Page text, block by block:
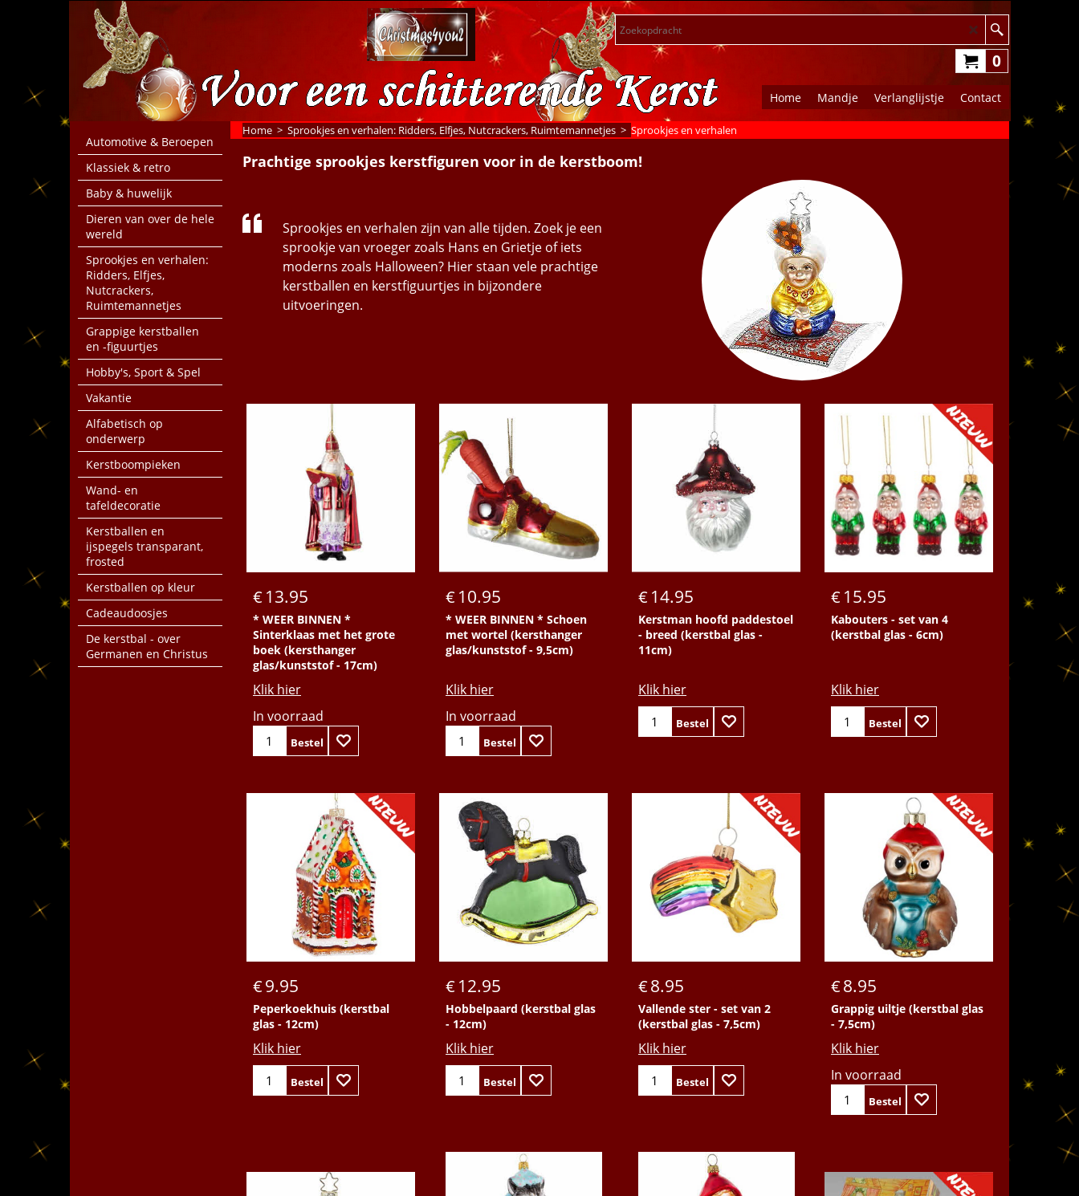
0
Home Mandje Verlanglijstje Contact
Automotive & Beroepen
Klassiek & retro
Baby & huwelijk
Dieren van over de hele
wereld
Sprookjes en verhalen:
Ridders, Elfjes,
Nutcrackers,
Ruimtemannetjes
Grappige kerstballen
en -figuurtjes
Hobby's, Sport & Spel
Vakantie
Alfabetisch op
onderwerp
Kerstboompieken
Wand- en
tafeldecoratie
Kerstballen en
ijspegels transparant,
frosted
Kerstballen op kleur
Cadeaudoosjes
De kerstbal - over
Germanen en Christus
Home > Sprookjes en verhalen: Ridders, Elfjes, Nutcrackers, Ruimtemannetjes > Sprookjes en verhalen
Prachtige sprookjes kerstfiguren voor in de kerstboom!
Sprookjes en verhalen zijn van alle tijden. Zoek je een
sprookje van vroeger zoals Hans en Grietje of iets
moderns zoals Halloween? Hier staan vele prachtige
kerstballen en kerstfiguurtjes in bijzondere
uitvoeringen.
€13.95
* WEER BINNEN *
Sinterklaas met het grote
boek (kersthanger
glas/kunststof - 17cm)
Klik hier
In voorraad
Bestel
€10.95
* WEER BINNEN * Schoen
met wortel (kersthanger
glas/kunststof - 9,5cm)
Klik hier
In voorraad
Bestel
€14.95
Kerstman hoofd paddestoel
- breed (kerstbal glas -
11cm)
Klik hier
Bestel
€15.95
Kabouters - set van 4
(kerstbal glas - 6cm)
Klik hier
Bestel
€9.95
Peperkoekhuis (kerstbal
glas - 12cm)
Klik hier
Bestel
€12.95
Hobbelpaard (kerstbal glas
- 12cm)
Klik hier
Bestel
€8.95
Vallende ster - set van 2
(kerstbal glas - 7,5cm)
Klik hier
Bestel
€8.95
Grappig uiltje (kerstbal glas
- 7,5cm)
Klik hier
In voorraad
Bestel